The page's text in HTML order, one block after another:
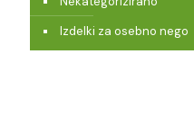
Izdelki za osebno nego